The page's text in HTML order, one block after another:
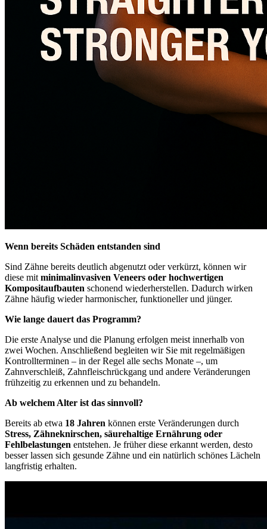
Wenn bereits Schäden entstanden sind
Sind Zähne bereits deutlich abgenutzt oder verkürzt, können wir
diese mit minimalinvasiven Veneers oder hochwertigen
Kompositaufbauten schonend wiederherstellen. Dadurch wirken
Zähne häufig wieder harmonischer, funktioneller und jünger.
Wie lange dauert das Programm?
Die erste Analyse und die Planung erfolgen meist innerhalb von
zwei Wochen. Anschließend begleiten wir Sie mit regelmäßigen
Kontrollterminen – in der Regel alle sechs Monate –, um
Zahnverschleiß, Zahnfleischrückgang und andere Veränderungen
frühzeitig zu erkennen und zu behandeln.
Ab welchem Alter ist das sinnvoll?
Bereits ab etwa 18 Jahren können erste Veränderungen durch
Stress, Zähneknirschen, säurehaltige Ernährung oder
Fehlbelastungen entstehen. Je früher diese erkannt werden, desto
besser lassen sich gesunde Zähne und ein natürlich schönes Lächeln
langfristig erhalten.